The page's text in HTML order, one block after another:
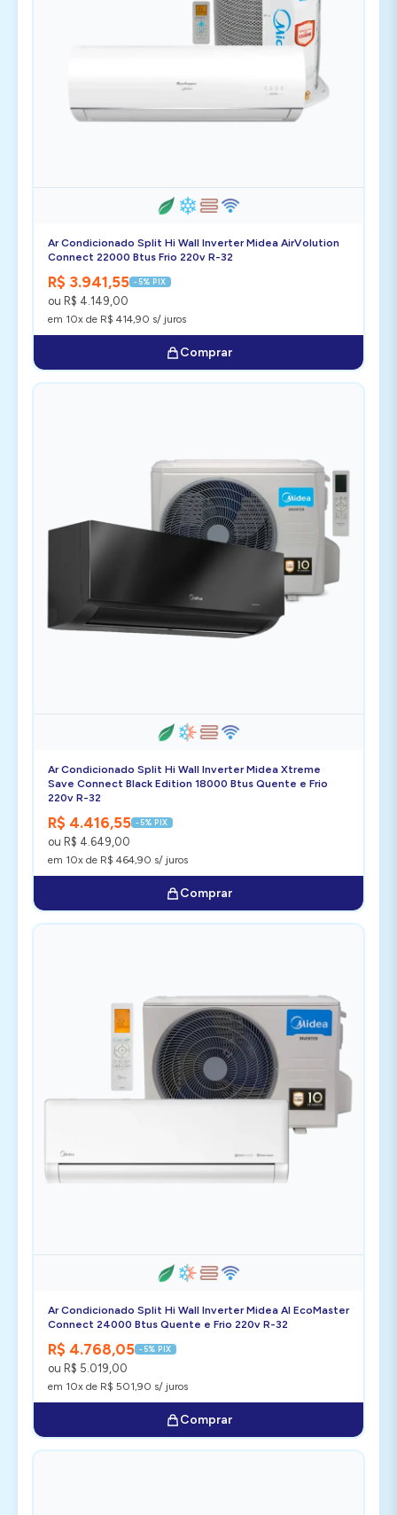
Ar Condicionado Split Hi Wall Inverter Midea AirVolution
Connect 22000 Btus Frio 220v R-32
R$ 3.941,55 -5% PIX
ou R$ 4.149,00
em 10x de R$ 414,90 s/ juros
Comprar
Ar Condicionado Split Hi Wall Inverter Midea Xtreme
Save Connect Black Edition 18000 Btus Quente e Frio
220v R-32
R$ 4.416,55 -5% PIX
ou R$ 4.649,00
em 10x de R$ 464,90 s/ juros
Comprar
Ar Condicionado Split Hi Wall Inverter Midea AI EcoMaster
Connect 24000 Btus Quente e Frio 220v R-32
R$ 4.768,05 -5% PIX
ou R$ 5.019,00
em 10x de R$ 501,90 s/ juros
Comprar